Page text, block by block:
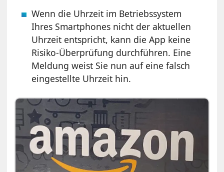
Wenn die Uhrzeit im Betriebssystem
Ihres Smartphones nicht der aktuellen
Uhrzeit entspricht, kann die App keine
Risiko-Überprüfung durchführen. Eine
Meldung weist Sie nun auf eine falsch
eingestellte Uhrzeit hin.